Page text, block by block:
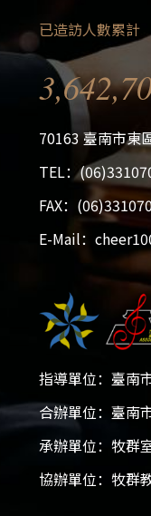
已造訪人數累計
70163 臺南市東
TEL：
FAX：
E-Mail：
指導單位：臺南
合辦單位：臺南
承辦單位：牧群
協辦單位：牧群